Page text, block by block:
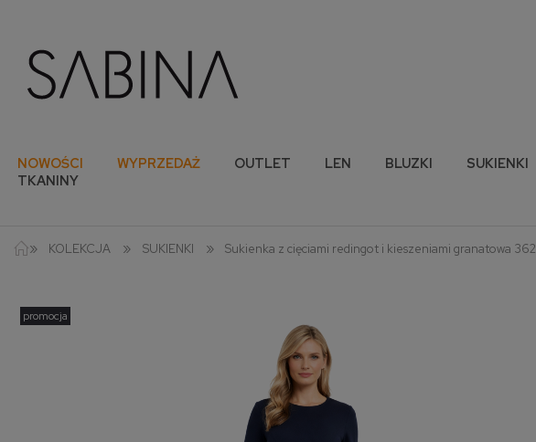
NOWOŚCI WYPRZEDAŻ OUTLET LEN BLUZKI SUKIENKI
TKANINY
» KOLEKCJA » SUKIENKI » Sukienka z cięciami redingot i kieszeniami granatowa 362
promocja